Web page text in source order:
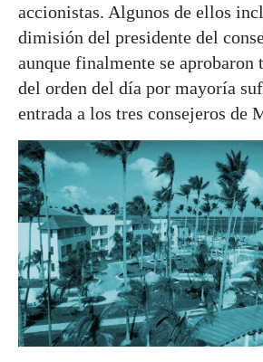
accionistas. Algunos de ellos
dimisión del presidente del
aunque finalmente se aprobaron
del orden del día por mayoría
entrada a los tres consejeros de